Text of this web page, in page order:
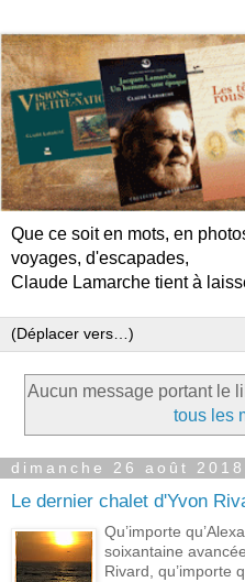
Que ce soit en mots, en
voyages, d'escapades,
Claude Lamarche tient à
Aucun message portant le
tous les
dimanche 26 août 2018
Le dernier chalet d'Yvon
Qu’importe
soixantaine
Rivard, qu’importe